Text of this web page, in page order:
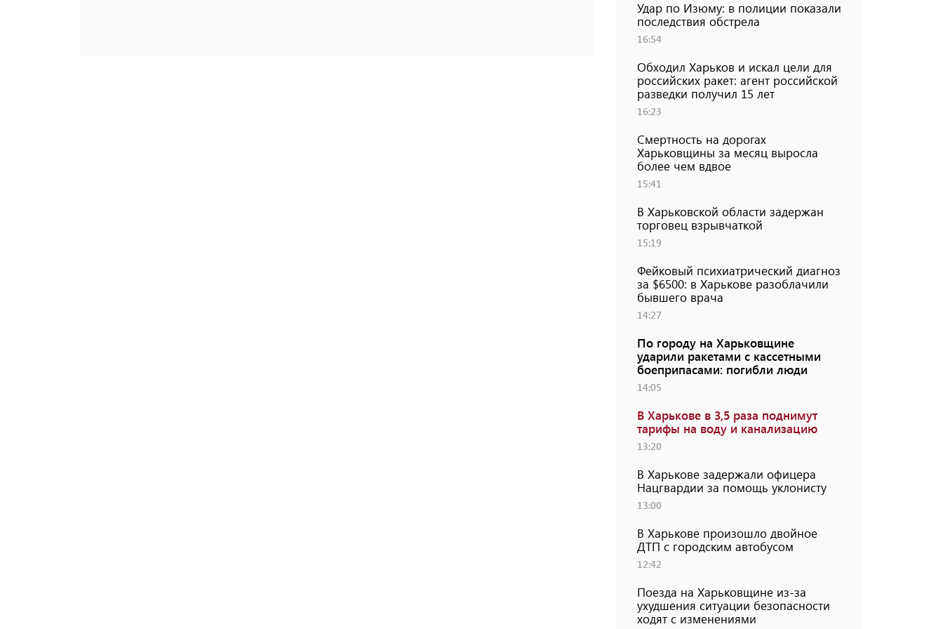
Удар по Изюму: в полиции показали
последствия обстрела
16:54
Обходил Харьков и искал цели для
российских ракет: агент российской
разведки получил 15 лет
16:23
Смертность на дорогах
Харьковщины за месяц выросла
более чем вдвое
15:41
В Харьковской области задержан
торговец взрывчаткой
15:19
Фейковый психиатрический диагноз
за $6500: в Харькове разоблачили
бывшего врача
14:27
По городу на Харьковщине
ударили ракетами с кассетными
боеприпасами: погибли люди
14:05
В Харькове в 3,5 раза поднимут
тарифы на воду и канализацию
13:20
В Харькове задержали офицера
Нацгвардии за помощь уклонисту
13:00
В Харькове произошло двойное
ДТП с городским автобусом
12:42
Поезда на Харьковщине из-за
ухудшения ситуации безопасности
ходят с изменениями